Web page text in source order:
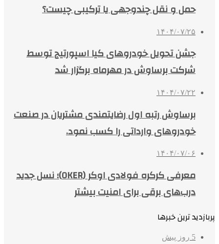
حمل و نقل چندوجهی یا ترکیبی چیست؟
۱۴۰۴/۰۷/۲۵
جشن تحویل خودروهای کیا اسپورتیج توسط
شرکت برساوش در مهرماه برگزار شد
۱۴۰۴/۰۷/۲۲
برساوش رتبه اول رضایتمندی مشتریان در صنعت
خودروهای وارداتی را کسب نمود.
۱۴۰۴/۰۷/۰۶
معرفی کرکره فولادی اوکر (OKER)؛ نسل جدید
درب‌های برقی برای امنیت بیشتر
پربازدید ترین خبرها
5 روز پیش